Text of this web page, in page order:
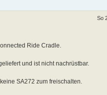
So
Ride Cradle.
und ist nicht nachrüstbar.
SA272 zum freischalten.